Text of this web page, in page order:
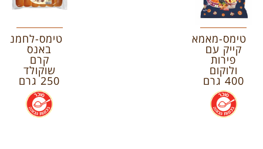
טימס-מאמא
קייק עם
פירות
ולוקום
400 גרם
.
טימס-
באנס
קרם
שוקולד
250 גרם
.